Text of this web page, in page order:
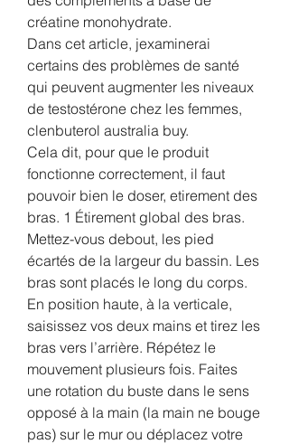
créatine monohydrate.
Dans cet article, jexaminerai
certains des problèmes de santé
qui peuvent augmenter les niveaux
de testostérone chez les femmes,
clenbuterol australia buy.
Cela dit, pour que le produit
fonctionne correctement, il faut
pouvoir bien le doser, etirement des
bras. 1 Étirement global des bras.
Mettez-vous debout, les pied
écartés de la largeur du bassin. Les
bras sont placés le long du corps.
En position haute, à la verticale,
saisissez vos deux mains et tirez les
bras vers l’arrière. Répétez le
mouvement plusieurs fois. Faites
une rotation du buste dans le sens
opposé à la main (la main ne bouge
pas) sur le mur ou déplacez votre